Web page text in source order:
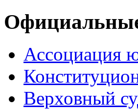
Ассоциация
Верховный